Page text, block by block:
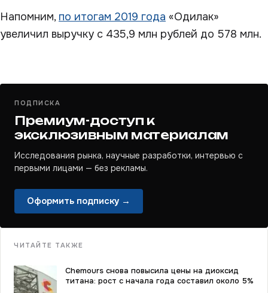
Напомним, по итогам 2019 года «Одилак»
увеличил выручку с 435,9 млн рублей до 578 млн.
ПОДПИСКА
Премиум-доступ к
эксклюзивным материалам
Исследования рынка, научные разработки, интервью с
первыми лицами — без рекламы.
Оформить подписку →
ЧИТАЙТЕ ТАКЖЕ
Chemours снова повысила цены на диоксид
титана: рост с начала года составил около 5%